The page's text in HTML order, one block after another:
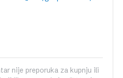
nije preporuka za kupnju ili